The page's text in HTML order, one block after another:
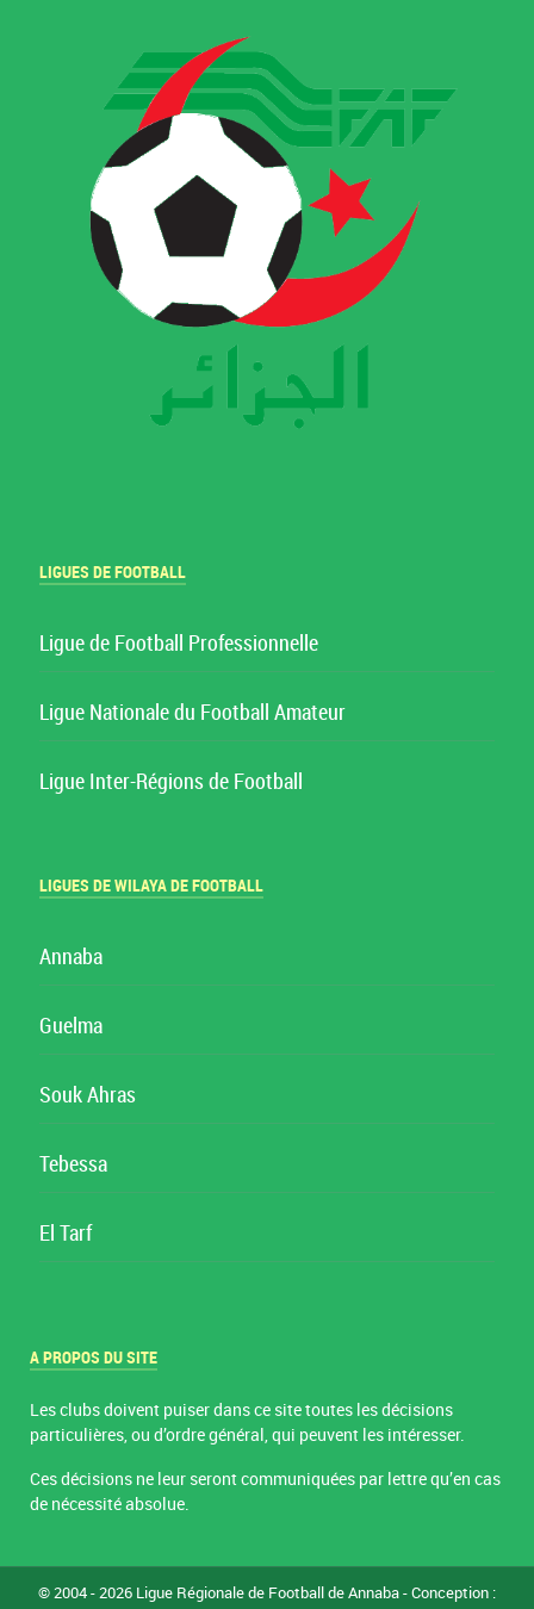
LIGUES DE FOOTBALL
Ligue de Football Professionnelle
Ligue Nationale du Football Amateur
Ligue Inter-Régions de Football
LIGUES DE WILAYA DE FOOTBALL
Annaba
Guelma
Souk Ahras
Tebessa
El Tarf
A PROPOS DU SITE
Les clubs doivent puiser dans ce site toutes les décisions
particulières, ou d’ordre général, qui peuvent les intéresser.
Ces décisions ne leur seront communiquées par lettre qu’en cas
de nécessité absolue.
© 2004 - 2026 Ligue Régionale de Football de Annaba - Conception :